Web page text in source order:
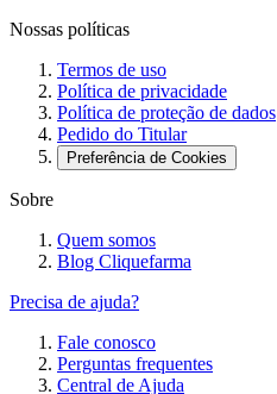
Nossas políticas
Termos de uso
Política de privacidade
Política de proteção de dados
Pedido do Titular
Preferência de Cookies
Sobre
Quem somos
Blog Cliquefarma
Precisa de ajuda?
Fale conosco
Perguntas frequentes
Central de Ajuda